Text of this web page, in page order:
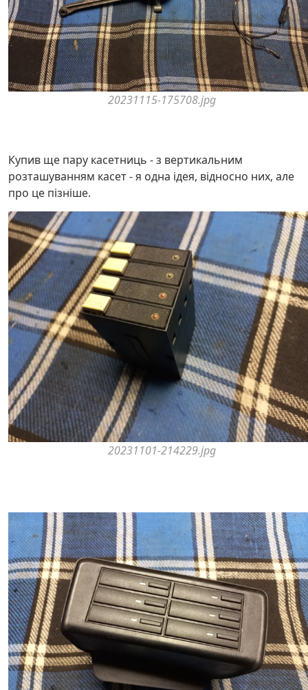
20231115-175708.jpg
Купив ще пару касетниць - з вертикальним
розташуванням касет - я одна ідея, відносно них, але
про це пізніше.
20231101-214229.jpg